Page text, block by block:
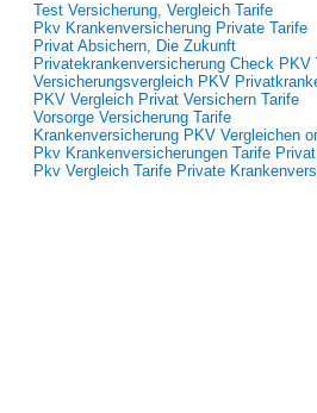
Test Versicherung, Vergleich Tarife
Pkv Krankenversicherung Private Tarife
Privat Absichern, Die Zukunft
Privatekrankenversicherung Check PKV
Versicherungsvergleich PKV
PKV Vergleich Privat Versichern Tarife
Vorsorge Versicherung Tarife
Krankenversicherung PKV Vergleichen
Pkv Krankenversicherungen Tarife Privat
Pkv Vergleich Tarife Private